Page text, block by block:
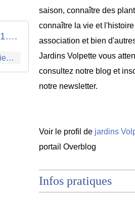
2017-06-21-VIDEO-000005611.mp4
https://drive.google.com/file/d/1HtOMmZeRRI2vpGM4ZpUjqT197413x9_F/view?usp=sharing
saison, connaître des
connaître la vie et
association et bien
Jardins Volpette vous
consultez notre blog et
notre newsletter.
Voir le profil de jardins
portail Overblog
Infos pratiques